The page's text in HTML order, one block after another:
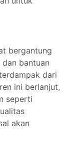
bergantung
bantuan
dari
ini berlanjut,
seperti
akan